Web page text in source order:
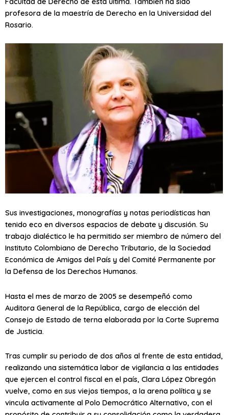
profesora de la maestría de Derecho en la Universidad del
Rosario.
Sus investigaciones, monografías y notas periodísticas han
tenido eco en diversos espacios de debate y discusión. Su
trabajo dialéctico le ha permitido ser miembro de número del
Instituto Colombiano de Derecho Tributario, de la Sociedad
Económica de Amigos del País y del Comité Permanente por
la Defensa de los Derechos Humanos.
Hasta el mes de marzo de 2005 se desempeñó como
Auditora General de la República, cargo de elección del
Consejo de Estado de terna elaborada por la Corte Suprema
de Justicia.
Tras cumplir su periodo de dos años al frente de esta entidad,
realizando una sistemática labor de vigilancia a las entidades
que ejercen el control fiscal en el país, Clara López Obregón
vuelve, como en sus viejos tiempos, a la arena política y se
vincula activamente al Polo Democrático Alternativo, con el